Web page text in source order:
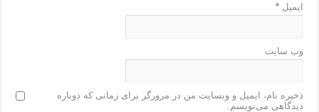
ایمیل*
وب‌ سایت
ذخیره نام، ایمیل و وبسایت من در مرورگر برای زمانی که دوباره
دیدگاهی می‌نویسم.